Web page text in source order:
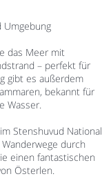
das Meer mit
– perfekt für
gibt es außerdem
bekannt für
Wasser.
Stenshuvud National
durch
einen fantastischen
Österlen.